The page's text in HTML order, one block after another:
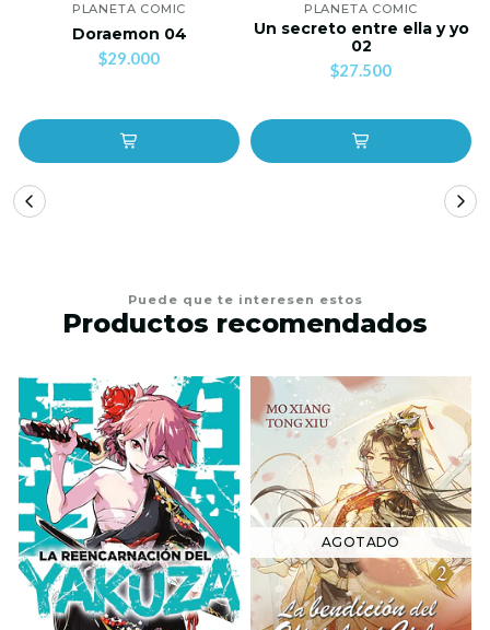
PLANETA COMIC
Doraemon 04
$29.000
PLANETA COMIC
Un secreto entre ella y yo
02
$27.500
Puede que te interesen estos
Productos recomendados
AGOTADO